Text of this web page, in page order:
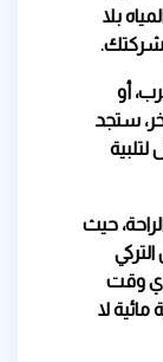
بلا
شركتك.
أو
ستجد
لتلبية
حيث
وقت
مائية لا